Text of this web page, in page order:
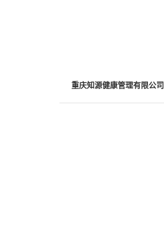
重庆知源健康管理有限公司